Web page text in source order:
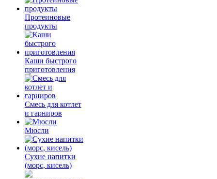
Протеиновые
продукты
Каши быстрого
приготовления
Смесь для котлет
и гарниров
Мюсли
Сухие напитки
(морс, кисель)